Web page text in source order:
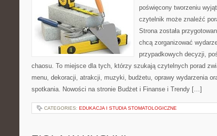
poświęcony tworzeniu
czytelnik może znaleźć
Strona została
chcą zorganizować
przypadkowych decyzji,
chaosu. To miejsce dla tych, którzy szukają czytelnych porad
menu, dekoracji, atrakcji, muzyki, budżetu, oprawy wydarzenia
spotkania. Nowości na stronie Budżet i Finanse i Trendy […]
CATEGORIES: EDUKACJA I STUDIA STOMATOLOGICZNE